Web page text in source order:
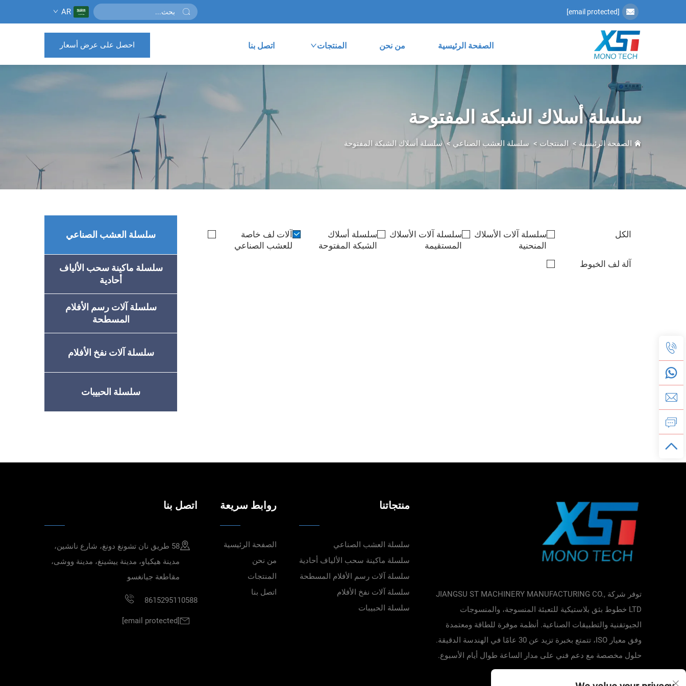
[email protected]
AR
الصفحة الرئيسية من نحن المنتجات اتصل بنا احصل على عرض أسعار
سلسلة أسلاك الشبكة المفتوحة
الصفحة الرئيسية > المنتجات > سلسلة العشب الصناعي >سلسلة أسلاك الشبكة المفتوحة
سلسلة العشب الصناعي
سلسلة ماكينة سحب الألياف
أحادية
سلسلة آلات رسم الأفلام
المسطحة
سلسلة آلات نفخ الأفلام
سلسلة الحبيبات
الكل
سلسلة آلات الأسلاك
المنحنية
سلسلة آلات الأسلاك
المستقيمة
سلسلة أسلاك
الشبكة المفتوحة
آلات لف خاصة
للعشب الصناعي
آلة لف الخيوط
توفر شركة JIANGSU ST MACHINERY MANUFACTURING CO.,
LTD خطوط بثق بلاستيكية للتعبئة المنسوجة، والمنسوجات
الجيوتقنية والتطبيقات الصناعية. أنظمة موفرة للطاقة ومعتمدة
وفق معيار ISO، تتمتع بخبرة تزيد عن 30 عامًا في الهندسة الدقيقة.
حلول مخصصة مع دعم فني على مدار الساعة طوال أيام الأسبوع.
منتجاتنا
سلسلة العشب الصناعي
سلسلة ماكينة سحب الألياف أحادية
سلسلة آلات رسم الأفلام المسطحة
سلسلة آلات نفخ الأفلام
سلسلة الحبيبات
روابط سريعة
الصفحة الرئيسية
من نحن
المنتجات
اتصل بنا
اتصل بنا
58 طريق نان تشونغ دونغ، شارع نانشين،
مدينة هيكياو، مدينة ييشينغ، مدينة ووشى،
مقاطعة جيانغسو
8615295110588
[email protected]